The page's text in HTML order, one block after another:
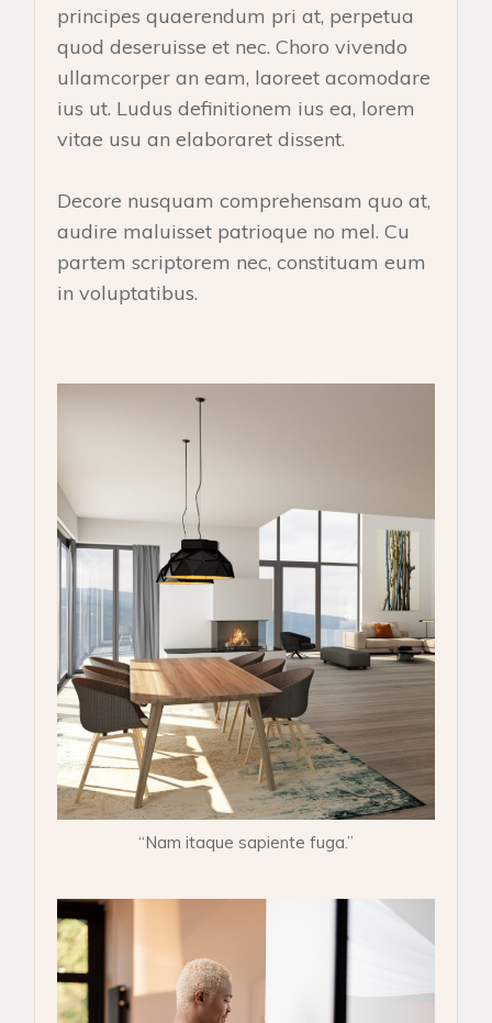
principes quaerendum pri at, perpetua
quod deseruisse et nec. Choro vivendo
ullamcorper an eam, laoreet acomodare
ius ut. Ludus definitionem ius ea, lorem
vitae usu an elaboraret dissent.
Decore nusquam comprehensam quo at,
audire maluisset patrioque no mel. Cu
partem scriptorem nec, constituam eum
in voluptatibus.
“Nam itaque sapiente fuga.”